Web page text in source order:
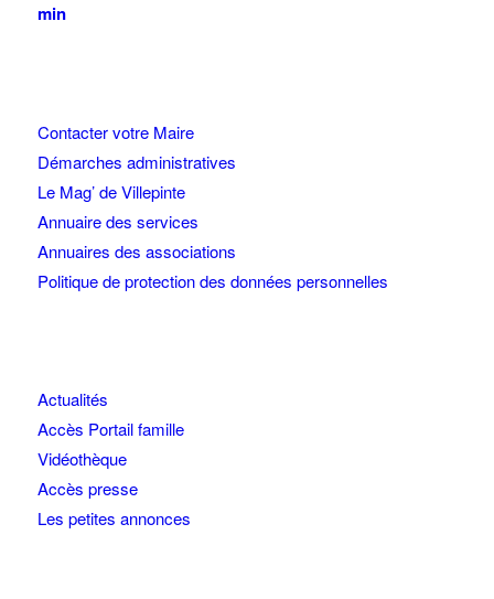
min
Contacter votre Maire
Démarches administratives
Le Mag’ de Villepinte
Annuaire des services
Annuaires des associations
Politique de protection des données personnelles
Actualités
Accès Portail famille
Vidéothèque
Accès presse
Les petites annonces